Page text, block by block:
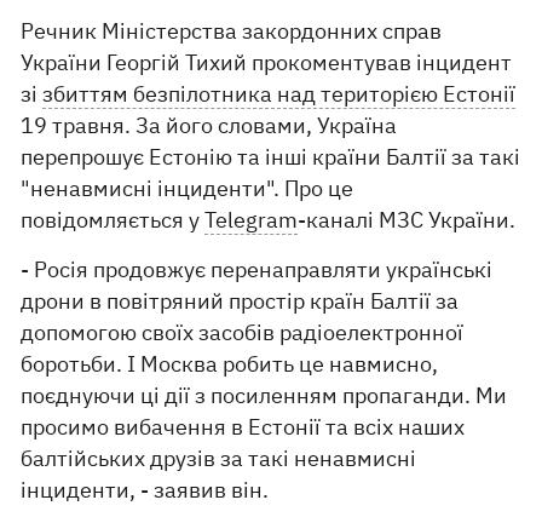
Речник Міністерства закордонних справ
України Георгій Тихий прокоментував інцидент
зізбиттям безпілотника над територією Естонії
19 травня. За його словами, Україна
перепрошує Естонію та інші країни Балтії за такі
"ненавмисні інциденти". Про це
повідомляється уTelegram-каналі МЗС України.
- Росія продовжує перенаправляти українські
дрони в повітряний простір країн Балтії за
допомогою своїх засобів радіоелектронної
боротьби. І Москва робить це навмисно,
поєднуючи ці дії з посиленням пропаганди. Ми
просимо вибачення в Естонії та всіх наших
балтійських друзів за такі ненавмисні
інциденти, - заявив він.